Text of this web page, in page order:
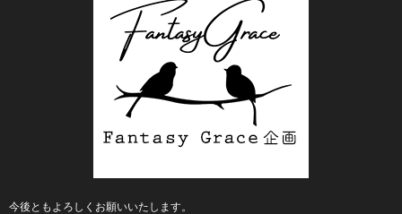
今後ともよろしくお願いいたします。